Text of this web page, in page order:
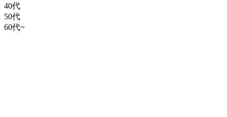
40代
50代
60代~